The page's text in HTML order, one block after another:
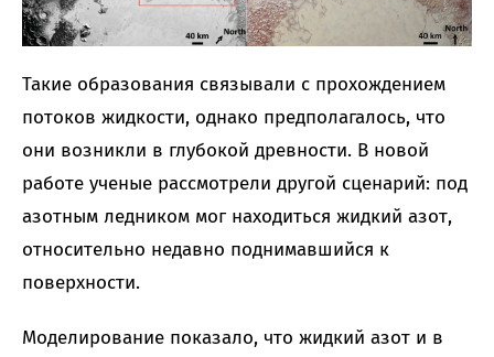
Такие образования связывали с прохождением
потоков жидкости, однако предполагалось, что
они возникли в глубокой древности. В новой
работе ученые рассмотрели другой сценарий: под
азотным ледником мог находиться жидкий азот,
относительно недавно поднимавшийся к
поверхности.
Моделирование показало, что жидкий азот и в